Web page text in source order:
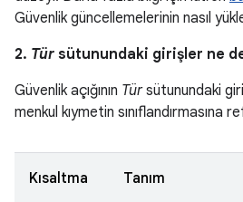
Güvenlik güncellemelerinin nasıl
2. Tür sütunundaki girişler ne
Güvenlik açığının Türsütunundaki
menkul kıymetin sınıflandırmasına
Kısaltma Tanım